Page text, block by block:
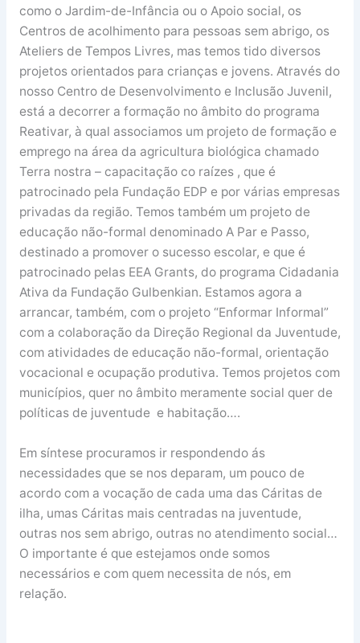
como o Jardim-de-Infância ou o Apoio social, os
Centros de acolhimento para pessoas sem abrigo, os
Ateliers de Tempos Livres, mas temos tido diversos
projetos orientados para crianças e jovens. Através do
nosso Centro de Desenvolvimento e Inclusão Juvenil,
está a decorrer a formação no âmbito do programa
Reativar, à qual associamos um projeto de formação e
emprego na área da agricultura biológica chamado
Terra nostra – capacitação co raízes , que é
patrocinado pela Fundação EDP e por várias empresas
privadas da região. Temos também um projeto de
educação não-formal denominado A Par e Passo,
destinado a promover o sucesso escolar, e que é
patrocinado pelas EEA Grants, do programa Cidadania
Ativa da Fundação Gulbenkian. Estamos agora a
arrancar, também, com o projeto “Enformar Informal”
com a colaboração da Direção Regional da Juventude,
com atividades de educação não-formal, orientação
vocacional e ocupação produtiva. Temos projetos com
municípios, quer no âmbito meramente social quer de
políticas de juventude e habitação….
Em síntese procuramos ir respondendo ás
necessidades que se nos deparam, um pouco de
acordo com a vocação de cada uma das Cáritas de
ilha, umas Cáritas mais centradas na juventude,
outras nos sem abrigo, outras no atendimento social…
O importante é que estejamos onde somos
necessários e com quem necessita de nós, em
relação.